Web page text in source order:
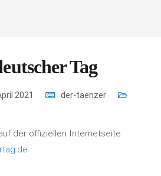
Tag
2021 der-taenzer
der offiziellen Internetseite: